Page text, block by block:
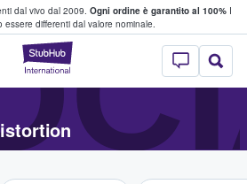
dal vivo dal 2009. Ogni ordine è garantito al 100%I
essere differenti dal valore nominale.
StubHub - Dove
vendono biglietti